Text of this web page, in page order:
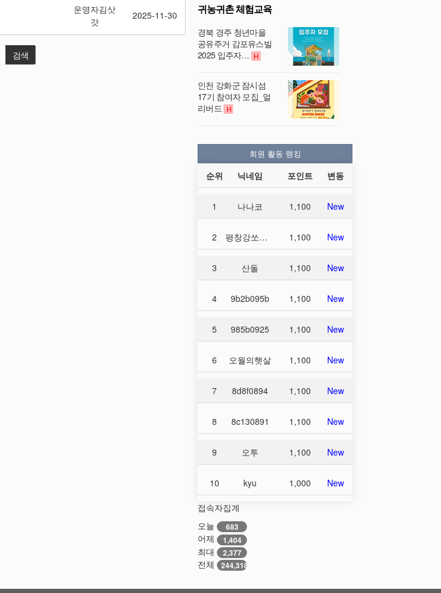
운영자김삿
갓
2025-11-30 귀농귀촌 체험교육
경북 경주 청년마을
공유주거 감포유스빌
2025 입주자… H
인천 강화군 잠시섬
17기 참여자 모집_얼
리버드 H
회원 활동 랭킹
순위 닉네임 포인트 변동
1 나나코 1,100 New
2 평창강쏘가리 1,100 New
3 산돌 1,100 New
4 9b2b095b 1,100 New
5 985b0925 1,100 New
6 오월의햇살 1,100 New
7 8d8f0894 1,100 New
8 8c130891 1,100 New
9 오투 1,100 New
10 kyu 1,000 New
접속자집계
오늘
683
어제 1,404
최대 2,377
전체 244,318